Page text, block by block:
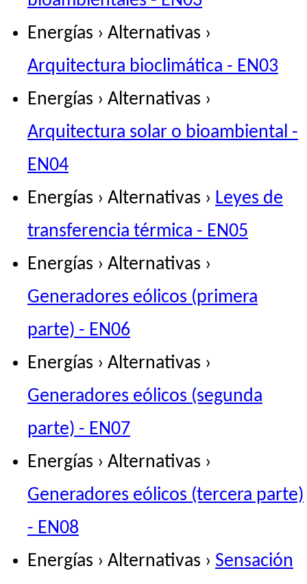
Energías › Alternativas ›
Arquitectura bioclimática - EN03
Energías › Alternativas ›
Arquitectura solar o bioambiental -
EN04
Energías › Alternativas › Leyes de
transferencia térmica - EN05
Energías › Alternativas ›
Generadores eólicos (primera
parte) - EN06
Energías › Alternativas ›
Generadores eólicos (segunda
parte) - EN07
Energías › Alternativas ›
Generadores eólicos (tercera parte)
- EN08
Energías › Alternativas › Sensación